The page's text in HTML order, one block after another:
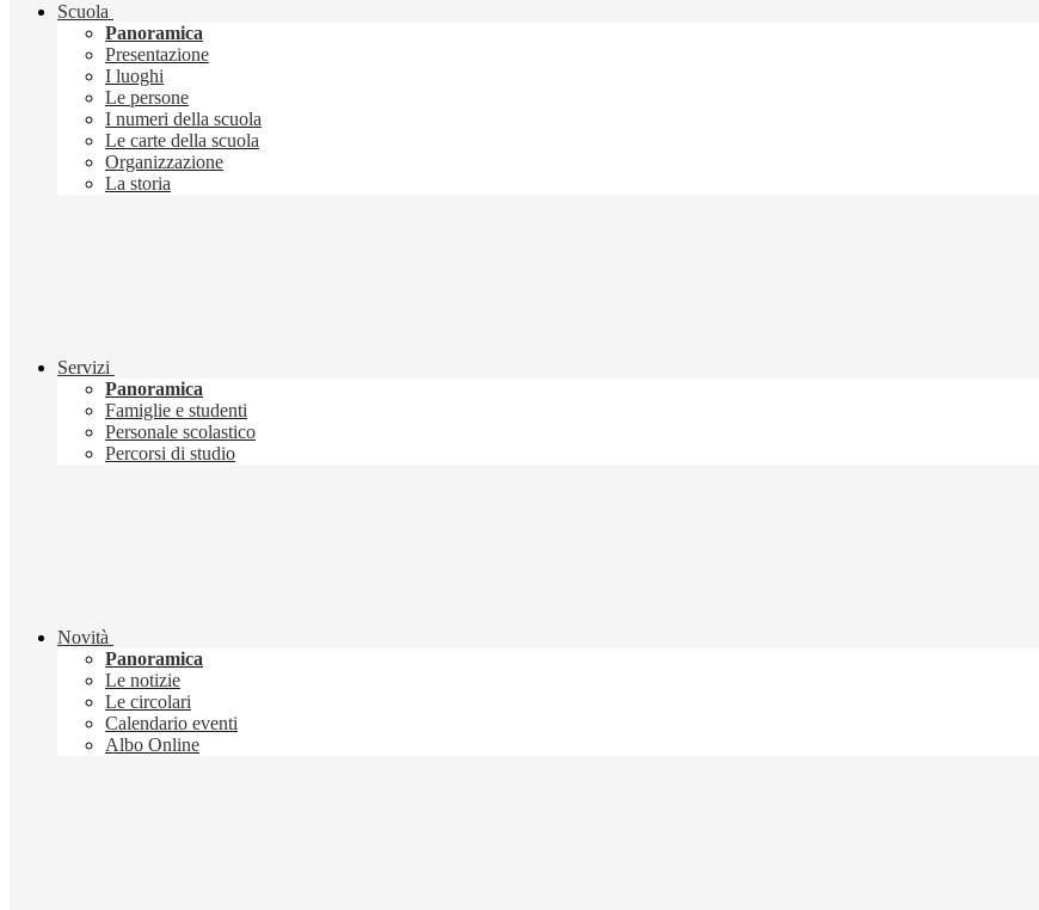
Scuola
Panoramica
Presentazione
I luoghi
Le persone
I numeri della scuola
Le carte della scuola
Organizzazione
La storia
Servizi
Panoramica
Famiglie e studenti
Personale scolastico
Percorsi di studio
Novità
Panoramica
Le notizie
Le circolari
Calendario eventi
Albo Online